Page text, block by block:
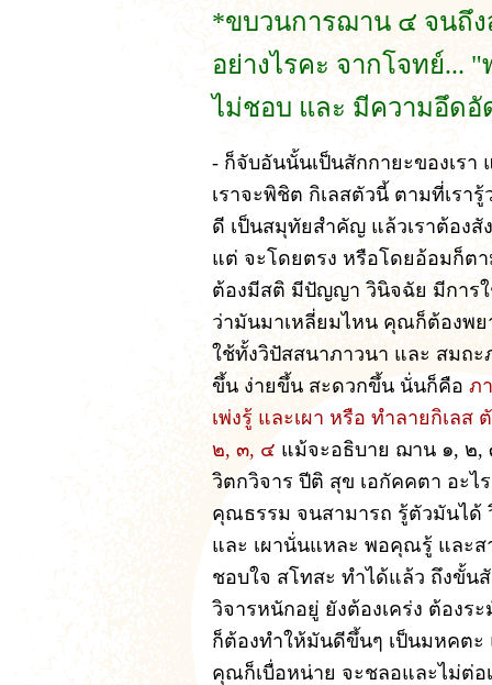
*ขบวนการฌาน ๔ จนถึ
อย่างไรคะ จากโจทย์...
ไม่ชอบ และ มีความอึดอั
- ก็จับอันนั้นเป็นสักกายะของเร
เราจะพิชิต กิเลสตัวนี้ ตามที่เรา
ดี เป็นสมุทัยสำคัญ แล้วเราต้องสั
แต่ จะโดยตรง หรือโดยอ้อมก็ต
ต้องมีสติ มีปัญญา วินิจฉัย มีการ
ว่ามันมาเหลี่ยมไหน คุณก็ต้องพ
ใช้ทั้งวิปัสสนาภาวนา และ สมถ
ขึ้น ง่ายขึ้น สะดวกขึ้น นั่นก็คือ ภ
เพ่งรู้ และเผา หรือ ทำลายกิเล
๒, ๓, ๔ แม้จะอธิบาย ฌาน ๑, ๒,
วิตกวิจาร ปีติ สุข เอกัคคตา อะ
คุณธรรม จนสามารถ รู้ตัวมันได้
และ เผานั่นแหละ พอคุณรู้ และ
ชอบใจ สโทสะ ทำได้แล้ว ถึงขั้น
วิจารหนักอยู่ ยังต้องเคร่ง ต้องร
ก็ต้องทำให้มันดีขึ้นๆ เป็นมหคต
คุณก็เบื่อหน่าย จะชลอและไม่ต่อ